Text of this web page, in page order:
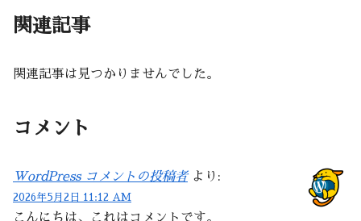
関連記事
関連記事は見つかりませんでした。
コメント
WordPress コメントの投稿者 より:
2026年5月2日 11:12 AM
こんにちは、これはコメントです。